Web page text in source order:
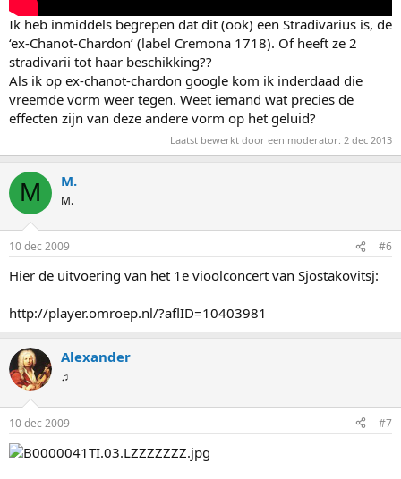
Ik heb inmiddels begrepen dat dit (ook) een Stradivarius is, de
‘ex-Chanot-Chardon’ (label Cremona 1718). Of heeft ze 2
stradivarii tot haar beschikking??
Als ik op ex-chanot-chardon google kom ik inderdaad die
vreemde vorm weer tegen. Weet iemand wat precies de
effecten zijn van deze andere vorm op het geluid?
Laatst bewerkt door een moderator: 2 dec 2013
M M.
M.
10 dec 2009 #6
Hier de uitvoering van het 1e vioolconcert van Sjostakovitsj:
http://player.omroep.nl/?aflID=10403981
Alexander
♫
10 dec 2009 #7